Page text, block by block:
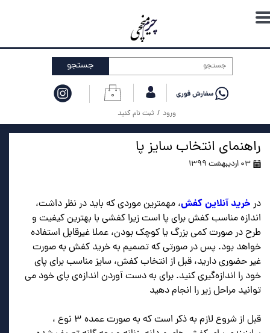
۰
ورود / ثبت نام کنید
حساب کاربری من
تغییر گذر واژه
خروج از حساب کاربری
جستجو
راهنمای انتخاب سایز پا
۰۳ اردیبهشت ۱۳۹۹
در خرید آنلاین کفش، مهمترین موردی که باید در نظر داشت،
اندازه مناسب کفش برای پا است زیرا کفشی با بهترین کیفیت و
طرح در صورت کمی بزرگ یا کوچک بودن، عملا غیرقابل استفاده
خواهد بود. پس در صورتی که تصمیم به خرید کفش به صورت
غیر حضوری دارید، قبل از انتخاب کفش، سایز مناسب برای پای
خود را اندازه‌گیری کنید. برای به دست آوردن اندازه‌ی پای خود می
توانید مراحل زیر را انجام دهید
قبل از شروع لازم به ذکر است که به صورت عمده ۳ نوع ،